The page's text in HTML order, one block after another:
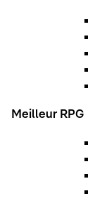
Meilleur RPG